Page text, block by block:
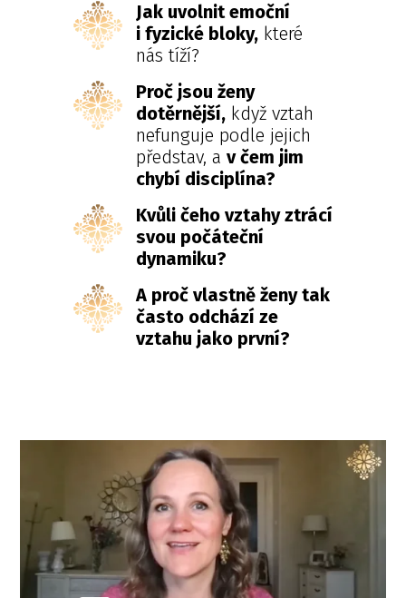
Jak uvolnit emoční
i fyzické bloky, které
nás tíží?
Proč jsou ženy
dotěrnější, když vztah
nefunguje podle jejich
představ, a v čem jim
chybí disciplína?
Kvůli čeho vztahy ztrácí
svou počáteční
dynamiku?
A proč vlastně ženy tak
často odchází ze
vztahu jako první?